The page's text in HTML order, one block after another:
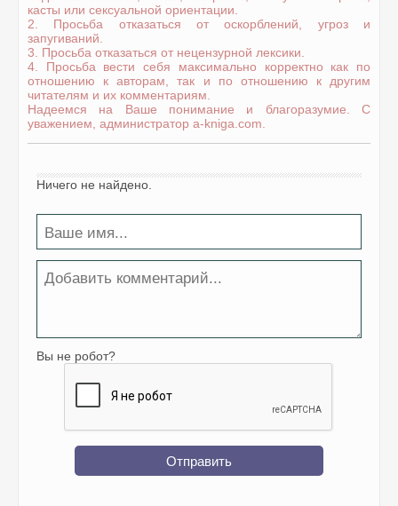
касты или сексуальной ориентации.
2. Просьба отказаться от оскорблений, угроз и
запугиваний.
3. Просьба отказаться от нецензурной лексики.
4. Просьба вести себя максимально корректно как по
отношению к авторам, так и по отношению к другим
читателям и их комментариям.
Надеемся на Ваше понимание и благоразумие. С
уважением, администратор a-kniga.com.
Ничего не найдено.
Вы не робот?
Отправить